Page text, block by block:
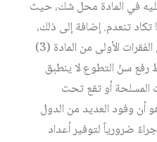
في المادة محل شك، حيث
تنعدم. إضافة إلى ذلك،
فإن الحماية المنصوص عليها في الفقرات الأولى من المادة (3)
رفع سنّ التطوع لا ينطبق
المسلحة أو تقع تحت
أن وفود العديد من الدول
ضرورياً لتوفير أعداد